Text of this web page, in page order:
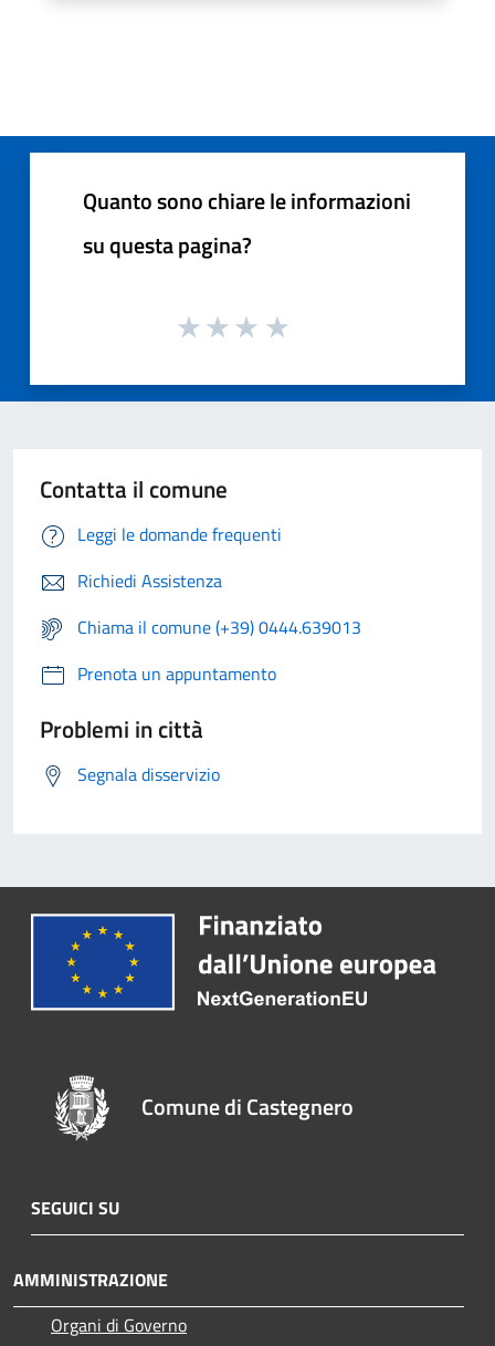
Quanto sono chiare le informazioni
su questa pagina?
Contatta il comune
Leggi le domande frequenti
Richiedi Assistenza
Chiama il comune (+39) 0444.639013
Prenota un appuntamento
Problemi in città
Segnala disservizio
Comune di Castegnero
SEGUICI SU
AMMINISTRAZIONE
Organi di Governo